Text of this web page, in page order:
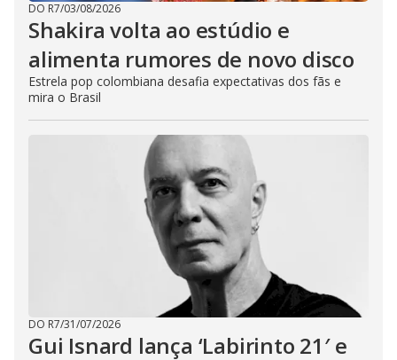
DO R7/03/08/2026
Shakira volta ao estúdio e
alimenta rumores de novo disco
Estrela pop colombiana desafia expectativas dos fãs e
mira o Brasil
DO R7/31/07/2026
Gui Isnard lança ‘Labirinto 21′ e